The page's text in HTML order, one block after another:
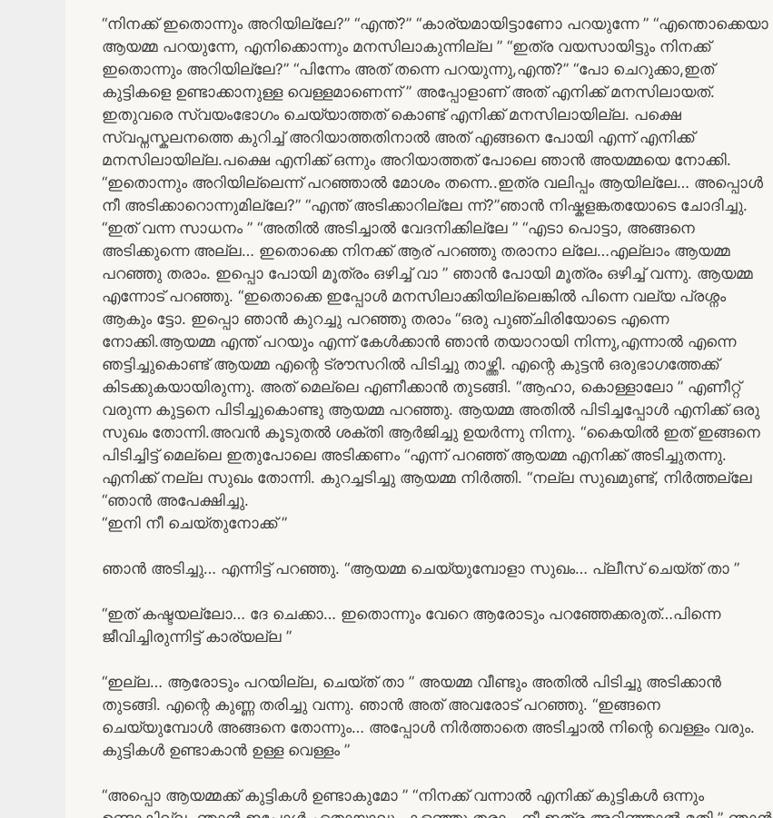
“നിനക്ക് ഇതൊന്നും അറിയില്ലേ?” “എന്ത്?” “കാര്യമായിട്ടാണോ പറയുന്നേ ” “എന്തൊക്കെയാ
ആയമ്മ പറയുന്നേ, എനിക്കൊന്നും മനസിലാകുന്നില്ല ” “ഇത്ര വയസായിട്ടും നിനക്ക്
ഇതൊന്നും അറിയില്ലേ?” “പിന്നേം അത് തന്നെ പറയുന്നു,എന്ത്?” “പോ ചെറുക്കാ,ഇത്
കുട്ടികളെ ഉണ്ടാക്കാനുള്ള വെള്ളമാണെന്ന് ” അപ്പോളാണ് അത് എനിക്ക് മനസിലായത്.
ഇതുവരെ സ്വയംഭോഗം ചെയ്യാത്തത് കൊണ്ട് എനിക്ക് മനസിലായില്ല. പക്ഷെ
സ്വപ്നസ്കലനത്തെ കുറിച്ച് അറിയാത്തതിനാൽ അത് എങ്ങനെ പോയി എന്ന് എനിക്ക്
മനസിലായില്ല.പക്ഷെ എനിക്ക് ഒന്നും അറിയാത്തത് പോലെ ഞാൻ അയമ്മയെ നോക്കി.
“ഇതൊന്നും അറിയില്ലെന്ന് പറഞ്ഞാൽ മോശം തന്നെ..ഇത്ര വലിപ്പം ആയില്ലേ… അപ്പൊൾ
നീ അടിക്കാറൊന്നുമില്ലേ?” “എന്ത് അടിക്കാറില്ലേ ന്ന്?”ഞാൻ നിഷ്കളങ്കതയോടെ ചോദിച്ചു.
“ഇത് വന്ന സാധനം ” “അതിൽ അടിച്ചാൽ വേദനിക്കില്ലേ ” “എടാ പൊട്ടാ, അങ്ങനെ
അടിക്കുന്നെ അല്ല… ഇതൊക്കെ നിനക്ക് ആര് പറഞ്ഞു തരാനാ ല്ലേ…എല്ലാം ആയമ്മ
പറഞ്ഞു തരാം. ഇപ്പൊ പോയി മൂത്രം ഒഴിച്ച് വാ ” ഞാൻ പോയി മൂത്രം ഒഴിച്ച് വന്നു. ആയമ്മ
എന്നോട് പറഞ്ഞു. “ഇതൊക്കെ ഇപ്പോൾ മനസിലാക്കിയില്ലെങ്കിൽ പിന്നെ വല്യ പ്രശ്നം
ആകും ട്ടോ. ഇപ്പൊ ഞാൻ കുറച്ചു പറഞ്ഞു തരാം “ഒരു പുഞ്ചിരിയോടെ എന്നെ
നോക്കി.ആയമ്മ എന്ത് പറയും എന്ന് കേൾക്കാൻ ഞാൻ തയാറായി നിന്നു,എന്നാൽ എന്നെ
ഞട്ടിച്ചുകൊണ്ട് ആയമ്മ എന്റെ ട്രൗസറിൽ പിടിച്ചു താഴ്ത്തി. എന്റെ കുട്ടൻ ഒരുഭാഗത്തേക്ക്
കിടക്കുകയായിരുന്നു. അത് മെല്ലെ എണീക്കാൻ തുടങ്ങി. “ആഹാ, കൊള്ളാലോ ” എണീറ്റ്
വരുന്ന കുട്ടനെ പിടിച്ചുകൊണ്ടു ആയമ്മ പറഞ്ഞു. ആയമ്മ അതിൽ പിടിച്ചപ്പോൾ എനിക്ക് ഒരു
സുഖം തോന്നി.അവൻ കൂടുതൽ ശക്തി ആർജിച്ചു ഉയർന്നു നിന്നു. “കൈയിൽ ഇത് ഇങ്ങനെ
പിടിച്ചിട്ട് മെല്ലെ ഇതുപോലെ അടിക്കണം “എന്ന് പറഞ്ഞ് ആയമ്മ എനിക്ക് അടിച്ചുതന്നു.
എനിക്ക് നല്ല സുഖം തോന്നി. കുറച്ചടിച്ചു ആയമ്മ നിർത്തി. “നല്ല സുഖമുണ്ട്, നിർത്തല്ലേ
“ഞാൻ അപേക്ഷിച്ചു.
“ഇനി നീ ചെയ്തുനോക്ക് ”
ഞാൻ അടിച്ചു… എന്നിട്ട് പറഞ്ഞു. “ആയമ്മ ചെയ്യുമ്പോളാ സുഖം… പ്ലീസ് ചെയ്ത് താ ”
“ഇത് കഷ്ടയല്ലോ… ദേ ചെക്കാ… ഇതൊന്നും വേറെ ആരോടും പറഞ്ഞേക്കരുത്…പിന്നെ
ജീവിച്ചിരുന്നിട്ട് കാര്യല്ല ”
“ഇല്ല… ആരോടും പറയില്ല, ചെയ്ത് താ ” അയമ്മ വീണ്ടും അതിൽ പിടിച്ചു അടിക്കാൻ
തുടങ്ങി. എന്റെ കുണ്ണ തരിച്ചു വന്നു. ഞാൻ അത് അവരോട് പറഞ്ഞു. “ഇങ്ങനെ
ചെയ്യുമ്പോൾ അങ്ങനെ തോന്നും… അപ്പോൾ നിർത്താതെ അടിച്ചാൽ നിന്റെ വെള്ളം വരും.
കുട്ടികൾ ഉണ്ടാകാൻ ഉള്ള വെള്ളം ”
“അപ്പൊ ആയമ്മക്ക് കുട്ടികൾ ഉണ്ടാകുമോ ” “നിനക്ക് വന്നാൽ എനിക്ക് കുട്ടികൾ ഒന്നും